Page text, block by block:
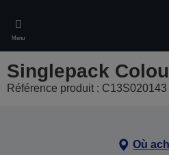
main
content
Menu
Singlepack
Référence produit : C13S020143
Où